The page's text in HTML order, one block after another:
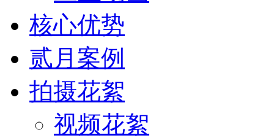
核心优势
贰月案例
拍摄花絮
视频花絮